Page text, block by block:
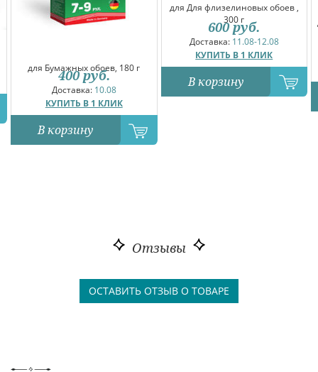
для Бумажных обоев, 180 г
Доставка: 10.08
КУПИТЬ В 1 КЛИК
400 руб.
В корзину
для Для флизелиновых обоев ,
300 г
Доставка: 11.08-12.08
КУПИТЬ В 1 КЛИК
600 руб.
В корзину
Отзывы
ОСТАВИТЬ ОТЗЫВ О ТОВАРЕ